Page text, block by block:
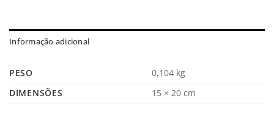
Informação adicional
PESO
0,104 kg
DIMENSÕES
15 × 20 cm